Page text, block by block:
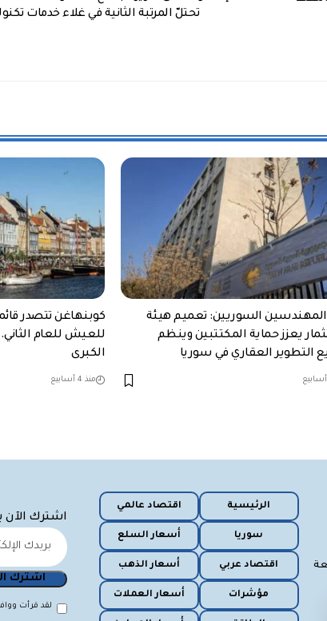
تحتلّ المرتبة الثانية في غلاء خدمات
السوريين: تعميم هيئة
يعزز حماية المكتتبين وينظم
التطوير العقاري في سوريا
كوبنهاغن تتصدر
للعيش للعام
الكبرى
منذ 4 أسابيع
الرئيسية اقتصاد عالمي
سوريا أسعار السلع
اقتصاد عربي أسعار الذهب
مؤشرات أسعار العملات
اشترك الآن
لقد قرأت